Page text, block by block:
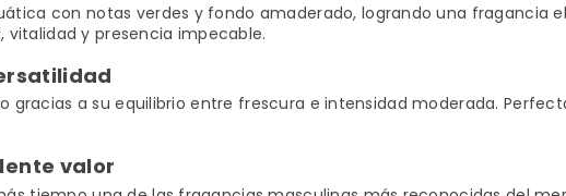
con notas verdes y fondo amaderado, logrando una fragancia
vitalidad y presencia impecable.
gracias a su equilibrio entre frescura e intensidad moderada.
valor